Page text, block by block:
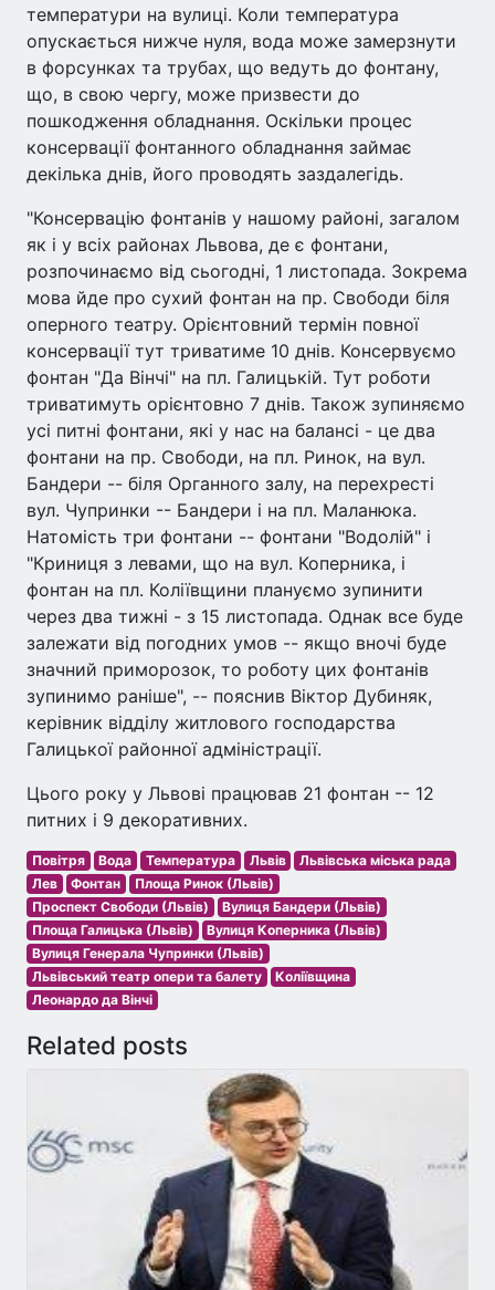
температури на вулиці. Коли температура
опускається нижче нуля, вода може замерзнути
в форсунках та трубах, що ведуть до фонтану,
що, в свою чергу, може призвести до
пошкодження обладнання. Оскільки процес
консервації фонтанного обладнання займає
декілька днів, його проводять заздалегідь.
"Консервацію фонтанів у нашому районі, загалом
як і у всіх районах Львова, де є фонтани,
розпочинаємо від сьогодні, 1 листопада. Зокрема
мова йде про сухий фонтан на пр. Свободи біля
оперного театру. Орієнтовний термін повної
консервації тут триватиме 10 днів. Консервуємо
фонтан "Да Вінчі" на пл. Галицькій. Тут роботи
триватимуть орієнтовно 7 днів. Також зупиняємо
усі питні фонтани, які у нас на балансі - це два
фонтани на пр. Свободи, на пл. Ринок, на вул.
Бандери -- біля Органного залу, на перехресті
вул. Чупринки -- Бандери і на пл. Маланюка.
Натомість три фонтани -- фонтани "Водолій" і
"Криниця з левами, що на вул. Коперника, і
фонтан на пл. Коліївщини плануємо зупинити
через два тижні - з 15 листопада. Однак все буде
залежати від погодних умов -- якщо вночі буде
значний приморозок, то роботу цих фонтанів
зупинимо раніше", -- пояснив Віктор Дубиняк,
керівник відділу житлового господарства
Галицької районної адміністрації.
Цього року у Львові працював 21 фонтан -- 12
питних і 9 декоративних.
Повітря Вода Температура Львів
Львівська міська рада
Лев
Фонтан
Площа Ринок (Львів)
Проспект Свободи (Львів)
Вулиця Бандери (Львів)
Площа Галицька (Львів)
Вулиця Коперника (Львів)
Вулиця Генерала Чупринки (Львів)
Львівський театр опери та балету
Коліївщина
Леонардо да Вінчі
Related posts